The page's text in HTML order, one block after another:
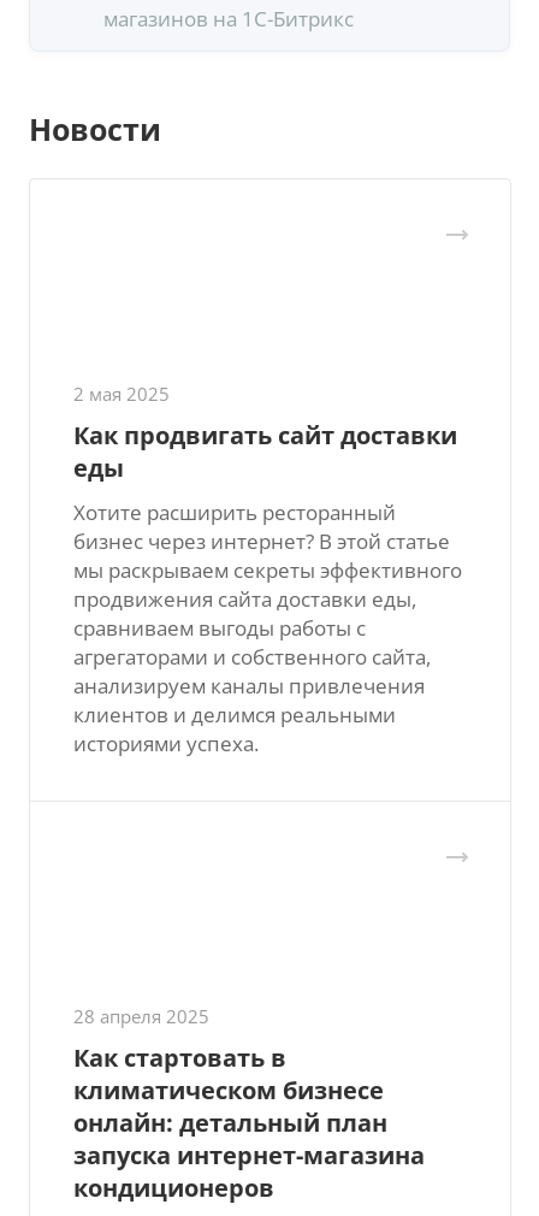
магазинов на 1С-Битрикс
Новости
2 мая 2025
Как продвигать сайт доставки
еды
Хотите расширить ресторанный
бизнес через интернет? В этой статье
мы раскрываем секреты эффективного
продвижения сайта доставки еды,
сравниваем выгоды работы с
агрегаторами и собственного сайта,
анализируем каналы привлечения
клиентов и делимся реальными
историями успеха.
28 апреля 2025
Как стартовать в
климатическом бизнесе
онлайн: детальный план
запуска интернет-магазина
кондиционеров